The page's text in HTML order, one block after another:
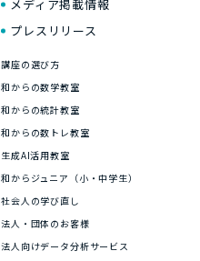
メディア掲載情報
プレスリリース
講座の選び方
和からの数学教室
和からの統計教室
和からの数トレ教室
生成AI活用教室
和からジュニア（小・中学生）
社会人の学び直し
法人・団体のお客様
法人向けデータ分析サービス